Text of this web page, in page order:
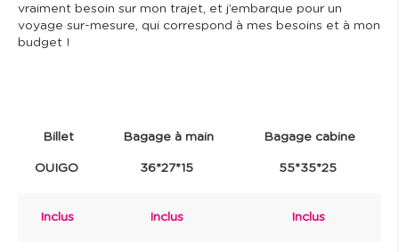
vraiment besoin sur mon trajet, et j’embarque pour un
voyage sur-mesure, qui correspond à mes besoins et à mon
budget !
Billet
OUIGO
Bagage à main
36*27*15
Bagage cabine
55*35*25
Inclus Inclus Inclus